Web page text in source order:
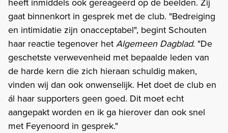
gaat binnenkort in gesprek met de club. "Bedreiging
en intimidatie zijn onacceptabel", begint Schouten
haar reactie tegenover hetAlgemeen Dagblad. "De
geschetste verwevenheid met bepaalde leden van
de harde kern die zich hieraan schuldig maken,
vinden wij dan ook onwenselijk. Het doet de club en
ál haar supporters geen goed. Dit moet echt
aangepakt worden en ik ga hierover dan ook snel
met Feyenoord in gesprek."